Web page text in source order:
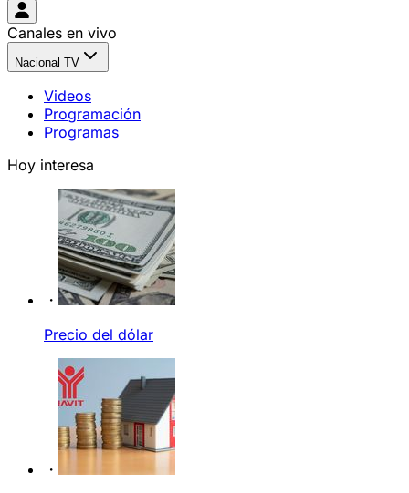
Canales en vivo
Nacional TV
Videos
Programación
Programas
Hoy interesa
Precio del dólar